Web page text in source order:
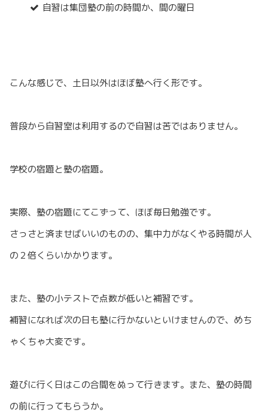
自習は集団塾の前の時間か、間の曜日
こんな感じで、土日以外はほぼ塾へ行く形です。
普段から自習室は利用するので自習は苦ではありません。
学校の宿題と塾の宿題。
実際、塾の宿題にてこずって、ほぼ毎日勉強です。
さっさと済ませばいいのものの、集中力がなくやる時間が人
の２倍くらいかかります。
また、塾の小テストで点数が低いと補習です。
補習になれば次の日も塾に行かないといけませんので、めち
ゃくちゃ大変です。
遊びに行く日はこの合間をぬって行きます。また、塾の時間
の前に行ってもらうか。